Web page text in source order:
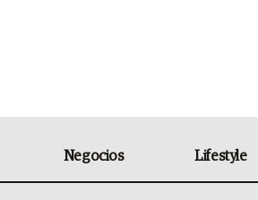
Negocios Lifestyle